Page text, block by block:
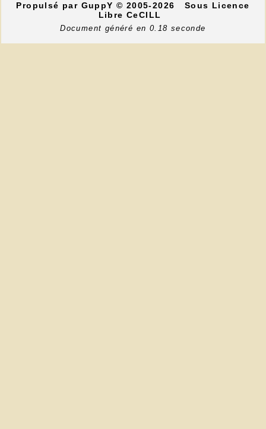
Propulsé par GuppY© 2005-2026
Sous Licence
Libre CeCILL
Document généré en 0.18 seconde